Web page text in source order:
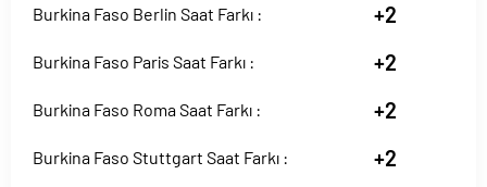
Burkina Faso Berlin Saat Farkı : +2
Burkina Faso Paris Saat Farkı : +2
Burkina Faso Roma Saat Farkı : +2
Burkina Faso Stuttgart Saat Farkı : +2